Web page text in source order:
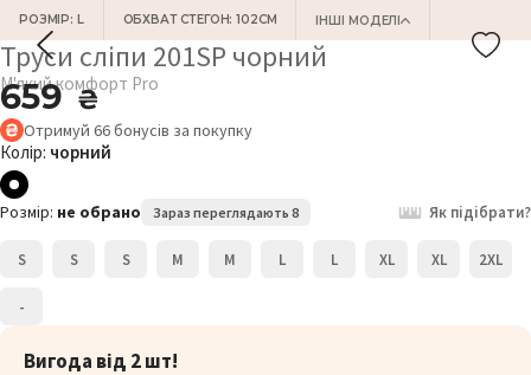
РОЗМІР: L ОБХВАТ СТЕГОН: 102СМ ІНШІ МОДЕЛІ
Труси сліпи 201SP чорний
М'який комфорт Pro
659₴
Отримуй 66бонусів за покупку
Колір: чорний
Розмір: не обрано Зараз переглядають 8 Як підібрати?
S S S M M L L XL XL 2XL
-
Вигода від 2 шт!